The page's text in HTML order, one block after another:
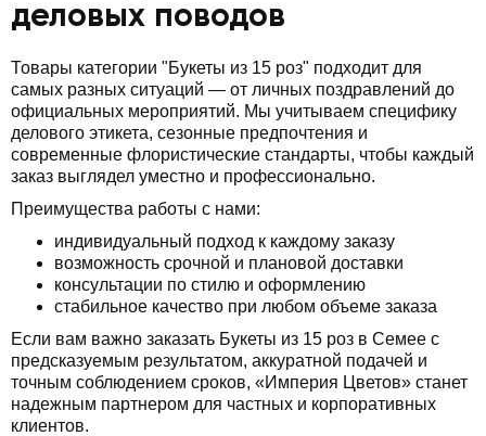
деловых поводов
Товары категории "Букеты из 15 роз" подходит для
самых разных ситуаций — от личных поздравлений до
официальных мероприятий. Мы учитываем специфику
делового этикета, сезонные предпочтения и
современные флористические стандарты, чтобы каждый
заказ выглядел уместно и профессионально.
Преимущества работы с нами:
индивидуальный подход к каждому заказу
возможность срочной и плановой доставки
консультации по стилю и оформлению
стабильное качество при любом объеме заказа
Если вам важно заказать Букеты из 15 роз в Семее с
предсказуемым результатом, аккуратной подачей и
точным соблюдением сроков, «Империя Цветов» станет
надежным партнером для частных и корпоративных
клиентов.